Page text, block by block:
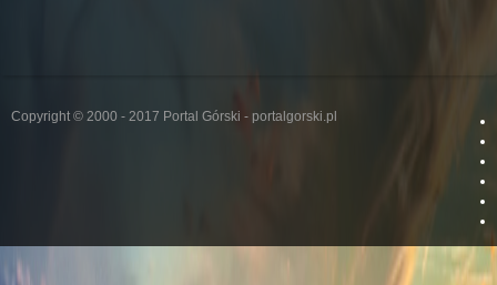
Copyright © 2000 - 2017 Portal Górski - portalgorski.pl